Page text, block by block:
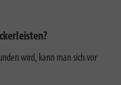
wird, kann man sich vor